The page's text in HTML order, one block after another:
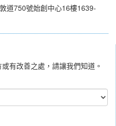
道750號始創中心16樓1639-
有改善之處，請讓我們知道。